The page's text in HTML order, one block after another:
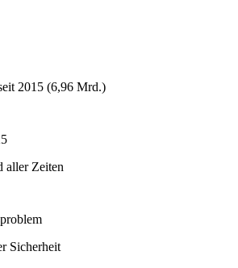
2015 (6,96 Mrd.)
Zeiten
Sicherheit